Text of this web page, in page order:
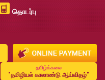
தொடர்பு
தமிழ்க்கலை
"தமிழியல் காலாண்டு ஆய்விதழ்"